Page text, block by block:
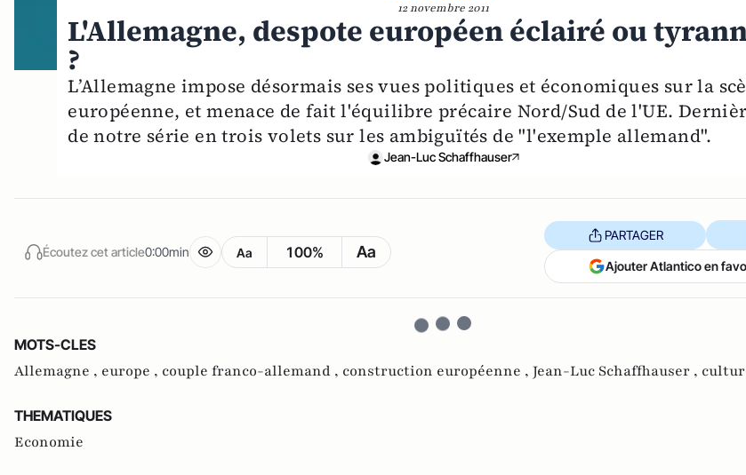
12 novembre 2011
L'Allemagne, despote européen éclairé ou
?
L’Allemagne impose désormais ses vues politiques et économiques sur la
européenne, et menace de fait l'équilibre précaire Nord/Sud de l'UE.
de notre série en trois volets sur les ambiguïtés de "l'exemple allemand".
Jean-Luc Schaffhauser
Écoutez cet article0:00min Aa 100% Aa
PARTAGER
Ajouter Atlantico en
MOTS-CLES
Allemagne , europe , couple franco-allemand , construction européenne , Jean-Luc Schaffhauser ,
THEMATIQUES
Economie